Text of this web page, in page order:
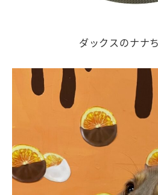
ダックスのナナ